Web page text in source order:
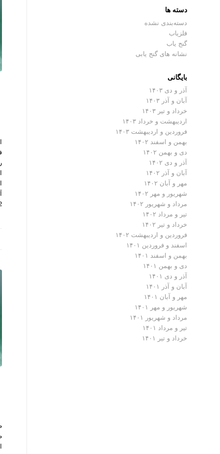
2 نیو ادیشن
دسته ها
دسته‌بندی نشده
فلزیاب
گنج یاب
نشانه های گنج یابی
بایگانی
آذر و دی ۱۴۰۳
آبان و آذر ۱۴۰۳
خرداد و تیر ۱۴۰۳
اردیبهشت و خرداد ۱۴۰۳
فروردین و اردیبهشت ۱۴۰۳
بهمن و اسفند ۱۴۰۲
دی و بهمن ۱۴۰۲
آذر و دی ۱۴۰۲
آبان و آذر ۱۴۰۲
مهر و آبان ۱۴۰۲
شهریور و مهر ۱۴۰۲
مرداد و شهریور ۱۴۰۲
تیر و مرداد ۱۴۰۲
خرداد و تیر ۱۴۰۲
فروردین و اردیبهشت ۱۴۰۲
اسفند و فروردین ۱۴۰۱
بهمن و اسفند ۱۴۰۱
دی و بهمن ۱۴۰۱
آذر و دی ۱۴۰۱
آبان و آذر ۱۴۰۱
مهر و آبان ۱۴۰۱
شهریور و مهر ۱۴۰۱
مرداد و شهریور ۱۴۰۱
تیر و مرداد ۱۴۰۱
خرداد و تیر ۱۴۰۱